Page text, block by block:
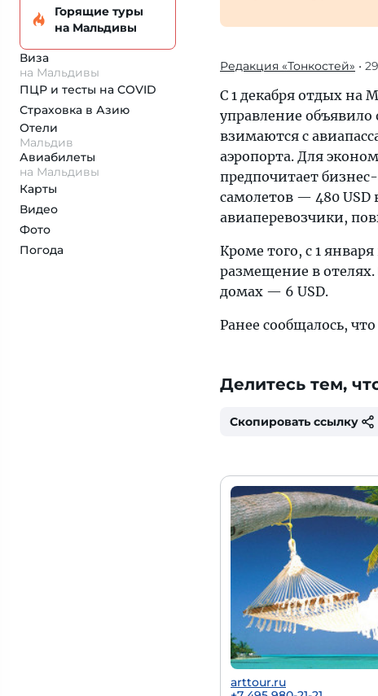
Горящие туры
на Мальдивы
Виза
на Мальдивы
ПЦР и тесты на COVID
Страховка в Азию
Отели
Мальдив
Авиабилеты
на Мальдивы
Карты
Видео
Фото
Погода
Редакция «Тонкостей» •
С 1 декабря отдых на
управление
взимаются с
аэропорта. Для
предпочитает
самолетов — 480 USD
авиаперевозчики,
Кроме того, с 1
размещение в отелях.
домах — 6 USD.
Ранее сообщалось,
Делитесь тем,
Скопировать ссылку
arttour.ru